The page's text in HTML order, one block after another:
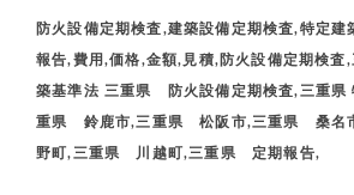
防火設備定期検査,建築設備定期検査,特定
報告,費用,価格,金額,見積,防火設備定期検
築基準法 三重県 防火設備定期検査,三重
重県 鈴鹿市,三重県 松阪市,三重県 桑名
野町,三重県 川越町,三重県 定期報告,